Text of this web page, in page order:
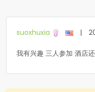
suoxhuxia |
我有兴趣 三人参加 酒店